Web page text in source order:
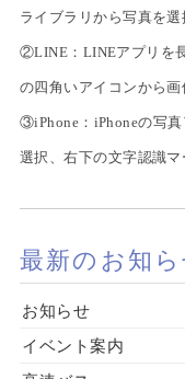
ライブラリから写真を選
②LINE：LINEアプリを
の四角いアイコンから画
③iPhone：iPhoneの写
選択、右下の文字認識マ
最新のお知ら
お知らせ
イベント案内